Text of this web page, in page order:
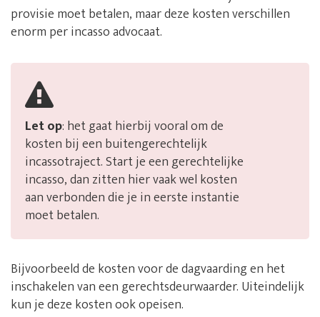
provisie moet betalen, maar deze kosten verschillen
enorm per incasso advocaat.
Let op: het gaat hierbij vooral om de
kosten bij een buitengerechtelijk
incassotraject. Start je een gerechtelijke
incasso, dan zitten hier vaak wel kosten
aan verbonden die je in eerste instantie
moet betalen.
Bijvoorbeeld de kosten voor de dagvaarding en het
inschakelen van een gerechtsdeurwaarder. Uiteindelijk
kun je deze kosten ook opeisen.